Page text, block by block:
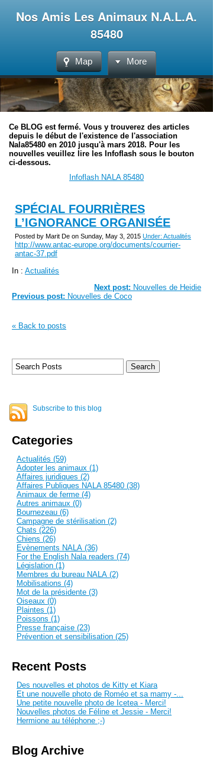
Nos Amis Les Animaux N.A.L.A.
85480
Map More
Ce BLOG est fermé. Vous y trouverez des articles
depuis le début de l'existence de l'association
Nala85480 en 2010 jusqu'à mars 2018. Pour les
nouvelles veuillez lire les Infoflash sous le bouton
ci-dessous.
Infoflash NALA 85480
SPÉCIAL FOURRIÈRES
L’IGNORANCE ORGANISÉE
Posted by Marit De on Sunday, May 3, 2015 Under: Actualités
http://www.antac-europe.org/documents/courrier-
antac-37.pdf
In : Actualités
Next post: Nouvelles de Heidie
Previous post: Nouvelles de Coco
« Back to posts
Subscribe to this blog
Categories
Actualités (59)
Adopter les animaux (1)
Affaires juridiques (2)
Affaires Publiques NALA 85480 (38)
Animaux de ferme (4)
Autres animaux (0)
Bournezeau (6)
Campagne de stérilisation (2)
Chats (226)
Chiens (26)
Evènements NALA (36)
For the English Nala readers (74)
Législation (1)
Membres du bureau NALA (2)
Mobilisations (4)
Mot de la présidente (3)
Oiseaux (0)
Plaintes (1)
Poissons (1)
Presse française (23)
Prévention et sensibilisation (25)
Recent Posts
Des nouvelles et photos de Kitty et Kiara
Et une nouvelle photo de Roméo et sa mamy -...
Une petite nouvelle photo de Icetea - Merci!
Nouvelles photos de Féline et Jessie - Merci!
Hermione au téléphone ;-)
Blog Archive